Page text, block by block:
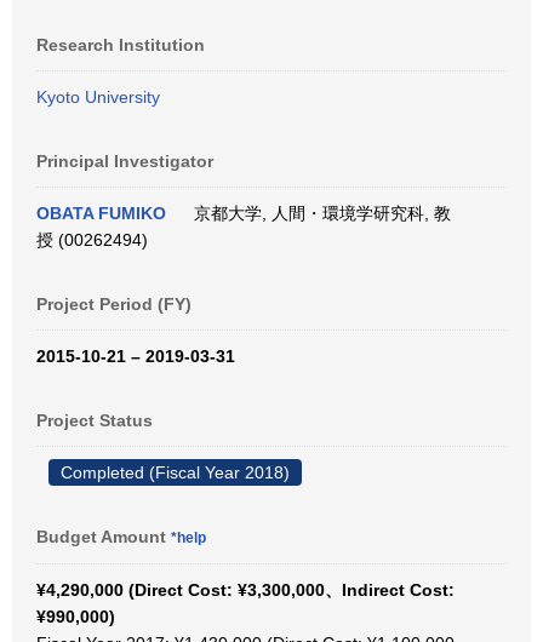
Research Institution
Kyoto University
Principal Investigator
OBATA FUMIKO
京都大学, 人間・環境学研究科, 教
授 (00262494)
Project Period (FY)
2015-10-21 – 2019-03-31
Project Status
Completed (Fiscal Year 2018)
Budget Amount *help
¥4,290,000 (Direct Cost: ¥3,300,000、Indirect Cost:
¥990,000)